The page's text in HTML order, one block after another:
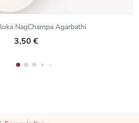
NagChampa Agarbathi
3,50 €